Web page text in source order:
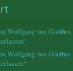
Wolfgang von Goethes
Wolfgang von Goethes